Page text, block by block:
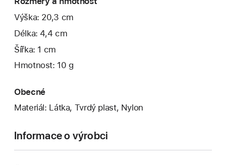
Výška: 20,3 cm
Délka: 4,4 cm
Šířka: 1 cm
Hmotnost: 10 g
Obecné
Materiál: Látka, Tvrdý plast, Nylon
Informace o výrobci